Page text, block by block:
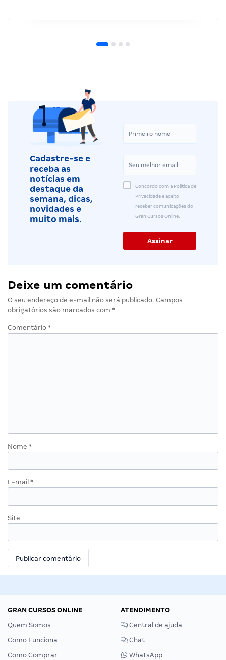
Cadastre-se e
receba as
notícias em
destaque da
semana, dicas,
novidades e
muito mais.
Concordo com a Política de
Privacidade e aceito
receber comunicações do
Gran Cursos Online.
Deixe um comentário
O seu endereço de e-mail não será publicado. Campos
obrigatórios são marcados com *
Comentário *
Nome *
E-mail *
Site
GRAN CURSOS ONLINE
Quem Somos
Como Funciona
Como Comprar
ATENDIMENTO
Central de ajuda
Chat
WhatsApp